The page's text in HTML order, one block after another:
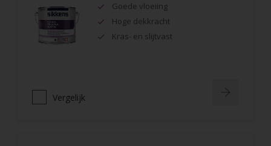
Goede vloeiing
Hoge dekkracht
Kras- en slijtvast
Vergelijk